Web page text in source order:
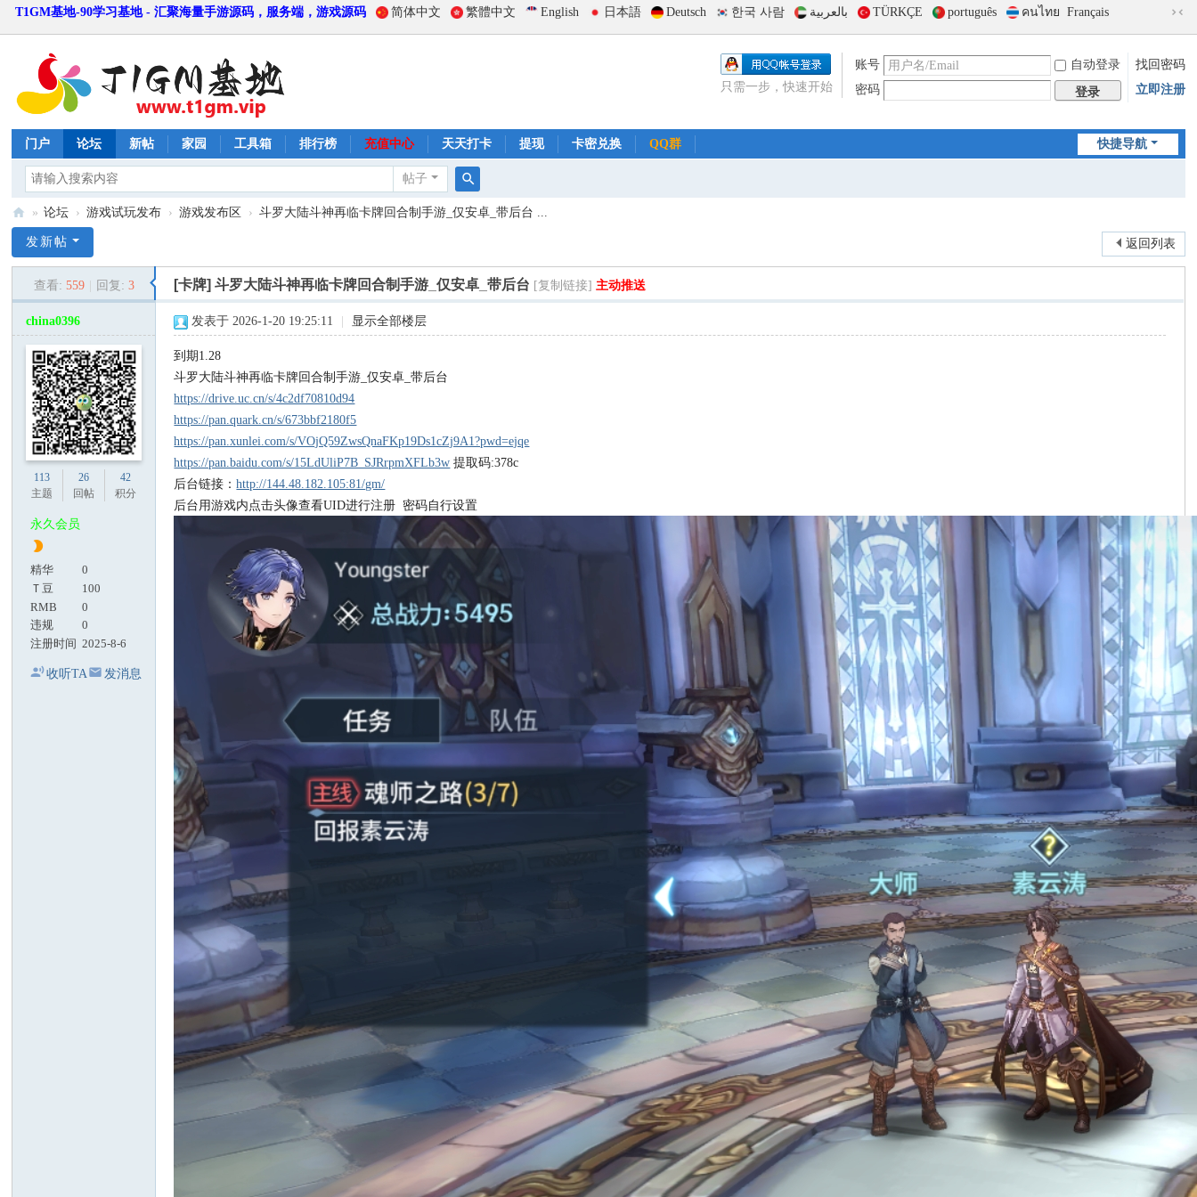
T1GM基地-90学习基地 - 汇聚海量手游源码，服务端，游戏源码 简体中文 繁體中文 English 日本語 Deutsch 한국 사람 بالعربية TÜRKÇE português คนไทย Français
到
版
账号 自动登录
找回密码
密码
登录 立即注册
只需一步，快速开始
快捷导航
门户 论坛 新帖 家园 工具箱 排行榜 充值中心 天天打卡 提现 卡密兑换 QQ群
帖子
搜
1
» 论坛 › 游戏试玩发布 › 游戏发布区 › 斗罗大陆斗神再临卡牌回合制手游_仅安卓_带后台 ...
返回列表
发新帖
查看: 559 回复: 3 [卡牌]斗罗大陆斗神再临卡牌回合制手游_仅安卓_带后台 [复制链接] 主动推送
china0396
113
主题
26
回帖
42
积分
永久会员
精华
0
Ｔ豆
100
RMB
0
违规
0
注册时间 2025-8-6
收听TA 发消息
发表于 2026-1-20 19:25:11 显示全部楼层
到期1.28
斗罗大陆斗神再临卡牌回合制手游_仅安卓_带后台
https://drive.uc.cn/s/4c2df70810d94
https://pan.quark.cn/s/673bbf2180f5
https://pan.xunlei.com/s/VOjQ59ZwsQnaFKp19Ds1cZj9A1?pwd=ejqe
https://pan.baidu.com/s/15LdUliP7B_SJRrpmXFLb3w 提取码:378c
后台链接：http://144.48.182.105:81/gm/
后台用游戏内点击头像查看UID进行注册 密码自行设置